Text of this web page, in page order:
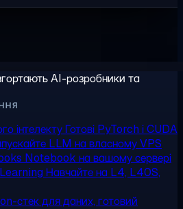
AI-розробники та
інтелектуГотові PyTorch і CUDA
LLM на власному VPS
Notebook на вашому сервері
Навчайте на L4, L40S,
стек для даних, готовий